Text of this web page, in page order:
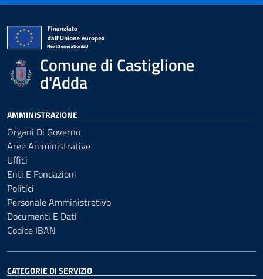
Comune di Castiglione
d'Adda
AMMINISTRAZIONE
Organi Di Governo
Aree Amministrative
Uffici
Enti E Fondazioni
Politici
Personale Amministrativo
Documenti E Dati
Codice IBAN
CATEGORIE DI SERVIZIO